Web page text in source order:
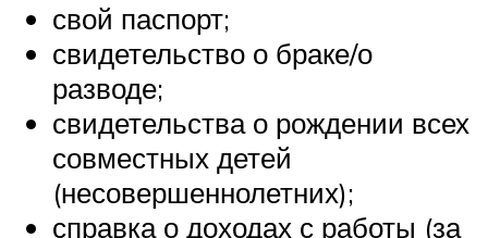
свой паспорт;
свидетельство о браке/о
разводе;
свидетельства о рождении всех
совместных детей
(несовершеннолетних);
справка о доходах с работы (за